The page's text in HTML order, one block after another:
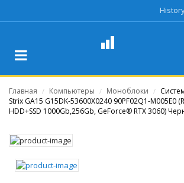
Главная / Компьютеры / Моноблоки /
Strix GA15 G15DK-53600X0240 90PF02Q1-M005E0
HDD+SSD 1000Gb,256Gb, GeForce® RTX 3060)